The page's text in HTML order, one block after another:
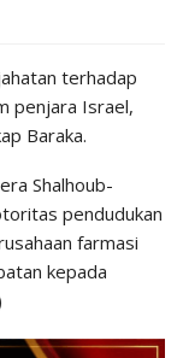
terhadap
penjara Israel,
Baraka.
Shalhoub-
pendudukan
farmasi
kepada